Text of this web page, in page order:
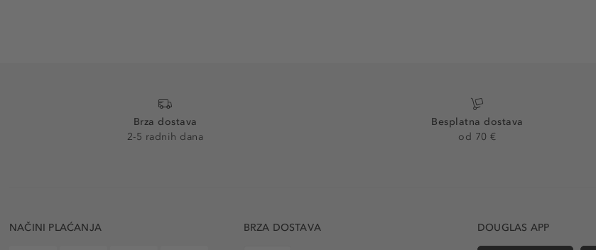
Brza dostava
2-5 radnih dana
Besplatna dostava
od 70 €
NAČINI PLAĆANJA BRZA DOSTAVA DOUGLAS APP